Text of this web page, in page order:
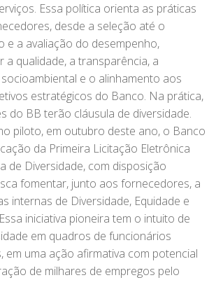
Essa política orienta as práticas
desde a seleção até o
e a avaliação do desempenho,
a qualidade, a transparência, a
e o alinhamento aos
estratégicos do Banco. Na prática,
do BB terão cláusula de diversidade.
piloto, em outubro deste ano, o Banco
da Primeira Licitação Eletrônica
de Diversidade, com disposição
fomentar, junto aos fornecedores, a
internas de Diversidade, Equidade e
iniciativa pioneira tem o intuito de
em quadros de funcionários
em uma ação afirmativa com potencial
de milhares de empregos pelo